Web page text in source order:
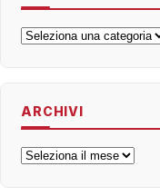
Categorie
ARCHIVI
Archivi